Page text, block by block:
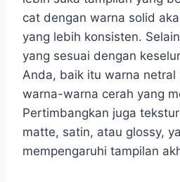
cat dengan warna solid
yang lebih konsisten.
yang sesuai dengan
Anda, baik itu warna netral
warna-warna cerah yang
Pertimbangkan juga
matte, satin, atau glossy,
mempengaruhi tampilan